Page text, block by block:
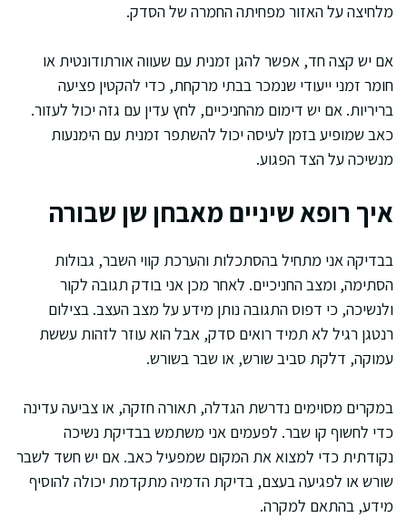
מלחיצה על האזור מפחיתה החמרה של הסדק.
אם יש קצה חד, אפשר להגן זמנית עם שעווה אורתודונטית או
חומר זמני ייעודי שנמכר בבתי מרקחת, כדי להקטין פציעה
בריריות. אם יש דימום מהחניכיים, לחץ עדין עם גזה יכול לעזור.
כאב שמופיע בזמן לעיסה יכול להשתפר זמנית עם הימנעות
מנשיכה על הצד הפגוע.
איך רופא שיניים מאבחן שן שבורה
בבדיקה אני מתחיל בהסתכלות והערכת קווי השבר, גבולות
הסתימה, ומצב החניכיים. לאחר מכן אני בודק תגובה לקור
ולנשיכה, כי דפוס התגובה נותן מידע על מצב העצב. בצילום
רנטגן רגיל לא תמיד רואים סדק, אבל הוא עוזר לזהות עששת
עמוקה, דלקת סביב שורש, או שבר בשורש.
במקרים מסוימים נדרשת הגדלה, תאורה חזקה, או צביעה עדינה
כדי לחשוף קו שבר. לפעמים אני משתמש בבדיקת נשיכה
נקודתית כדי למצוא את המקום שמפעיל כאב. אם יש חשד לשבר
שורש או לפגיעה בעצם, בדיקת הדמיה מתקדמת יכולה להוסיף
מידע, בהתאם למקרה.